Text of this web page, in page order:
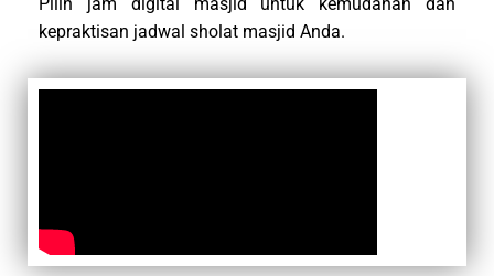
kepraktisan jadwal sholat masjid Anda.